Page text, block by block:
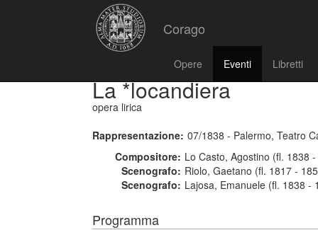
Corago
Opere Eventi Libretti
La *locandiera
opera lirica
Rappresentazione: 07/1838 - Palermo, Teatro
Compositore: Lo Casto, Agostino (fl. 1838
Scenografo: Riolo, Gaetano (fl. 1817 -
Scenografo: Lajosa, Emanuele (fl. 1838 -
Programma